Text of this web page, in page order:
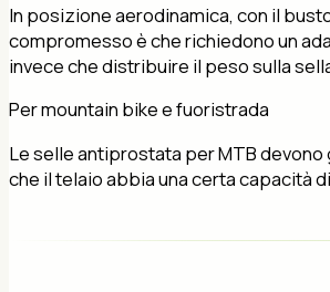
In posizione aerodinamica, con il
compromesso è che richiedono un
invece che distribuire il peso sulla
Per mountain bike e fuoristrada
Le selle antiprostata per MTB
che il telaio abbia una certa capacità